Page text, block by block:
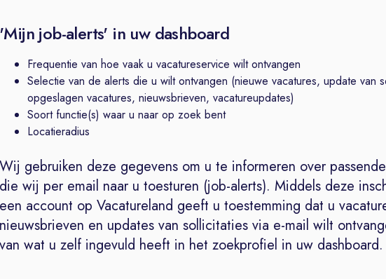
'Mijn job-alerts' in uw dashboard
Frequentie van hoe vaak u vacatureservice wilt ontvangen
Selectie van de alerts die u wilt ontvangen (nieuwe vacatures, update van
opgeslagen vacatures, nieuwsbrieven, vacatureupdates)
Soort functie(s) waar u naar op zoek bent
Locatieradius
Wij gebruiken deze gegevens om u te informeren over
die wij per email naar u toesturen (job-alerts). Middels deze
een account op Vacatureland geeft u toestemming dat u
nieuwsbrieven en updates van sollicitaties via e-mail wilt
van wat u zelf ingevuld heeft in het zoekprofiel in uw dashboard.